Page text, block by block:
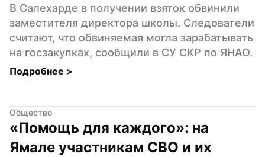
В Салехарде в получении взяток обвинили
заместителя директора школы. Следователи
считают, что обвиняемая могла зарабатывать
на госзакупках, сообщили в СУ СКР по ЯНАО.
Подробнее >
Общество
«Помощь для каждого»: на
Ямале участникам СВО и их